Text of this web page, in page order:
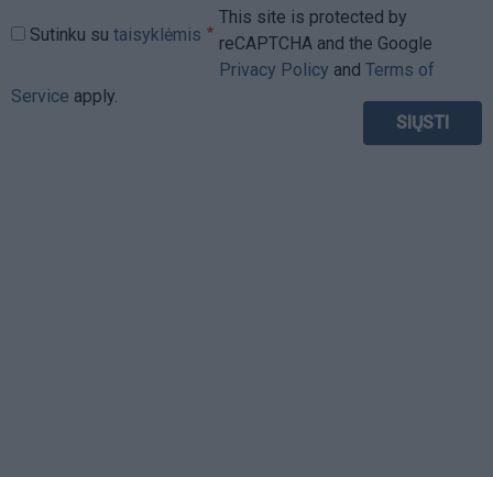
Sutinku su taisyklėmis
This site is protected by
reCAPTCHA and the Google
Privacy Policy and Terms of
Service apply.